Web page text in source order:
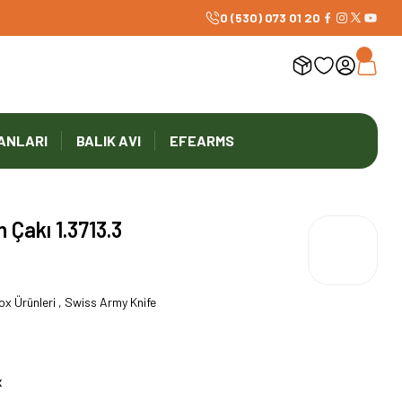
0 (530) 073 01 20
BALIK AVI EFEARMS
1.3713.3
Ürünleri , Swiss Army Knife